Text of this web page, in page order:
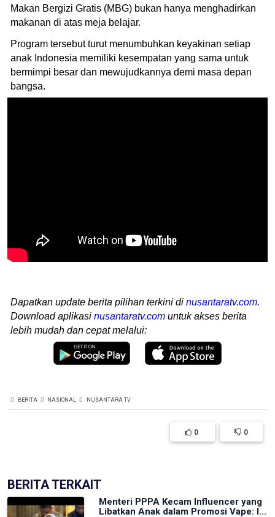
Makan Bergizi Gratis (MBG) bukan hanya menghadirkan
makanan di atas meja belajar.
Program tersebut turut menumbuhkan keyakinan setiap
anak Indonesia memiliki kesempatan yang sama untuk
bermimpi besar dan mewujudkannya demi masa depan
bangsa.
Dapatkan update berita pilihan terkini di nusantaratv.com.
Download aplikasi nusantaratv.com untuk akses berita
lebih mudah dan cepat melalui:
BERITA NASIONAL NUSANTARA TV
0 0
BERITA TERKAIT
Menteri PPPA Kecam Influencer yang
Libatkan Anak dalam Promosi Vape: I...